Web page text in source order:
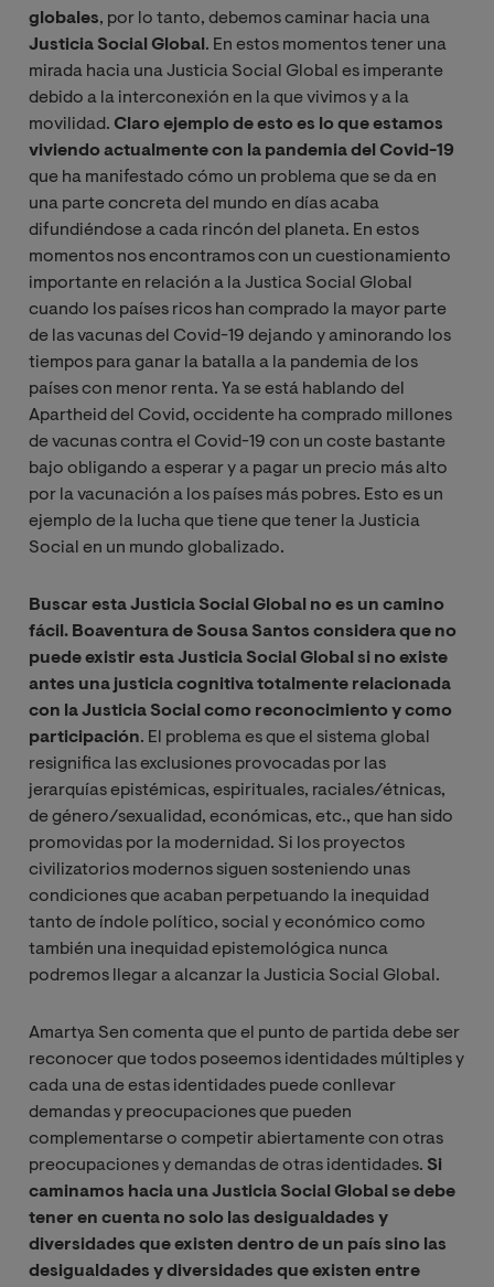
globales, por lo tanto, debemos caminar hacia una
Justicia Social Global . En estos momentos tener una
mirada hacia una Justicia Social Global es imperante
debido a la interconexión en la que vivimos y a la
movilidad. Claro ejemplo de esto es lo que estamos
viviendo actualmente con la pandemia del Covid-19
que ha manifestado cómo un problema que se da en
una parte concreta del mundo en días acaba
difundiéndose a cada rincón del planeta. En estos
momentos nos encontramos con un cuestionamiento
importante en relación a la Justica Social Global
cuando los países ricos han comprado la mayor parte
de las vacunas del Covid-19 dejando y aminorando los
tiempos para ganar la batalla a la pandemia de los
países con menor renta. Ya se está hablando del
Apartheid del Covid, occidente ha comprado millones
de vacunas contra el Covid-19 con un coste bastante
bajo obligando a esperar y a pagar un precio más alto
por la vacunación a los países más pobres. Esto es un
ejemplo de la lucha que tiene que tener la Justicia
Social en un mundo globalizado.
Buscar esta Justicia Social Global no es un camino
fácil. Boaventura de Sousa Santos considera que no
puede existir esta Justicia Social Global si no existe
antes una justicia cognitiva totalmente relacionada
con la Justicia Social como reconocimiento y como
participación. El problema es que el sistema global
resignifica las exclusiones provocadas por las
jerarquías epistémicas, espirituales, raciales/étnicas,
de género/sexualidad, económicas, etc., que han sido
promovidas por la modernidad. Si los proyectos
civilizatorios modernos siguen sosteniendo unas
condiciones que acaban perpetuando la inequidad
tanto de índole político, social y económico como
también una inequidad epistemológica nunca
podremos llegar a alcanzar la Justicia Social Global.
Amartya Sen comenta que el punto de partida debe ser
reconocer que todos poseemos identidades múltiples y
cada una de estas identidades puede conllevar
demandas y preocupaciones que pueden
complementarse o competir abiertamente con otras
preocupaciones y demandas de otras identidades. Si
caminamos hacia una Justicia Social Global se debe
tener en cuenta no solo las desigualdades y
diversidades que existen dentro de un país sino las
desigualdades y diversidades que existen entre